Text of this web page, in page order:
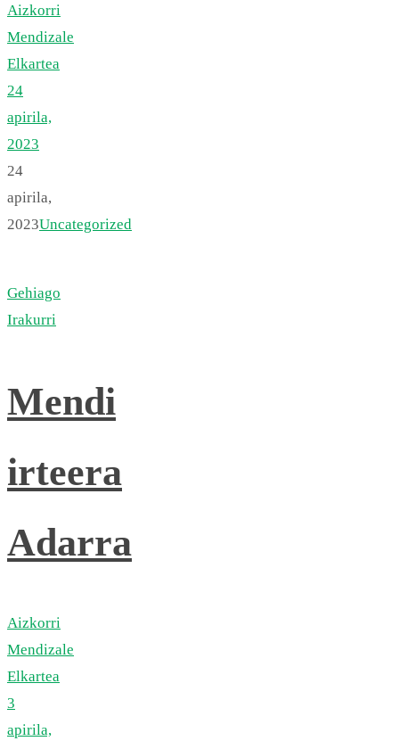
Aizkorri
Mendizale
Elkartea
24
apirila,
2023
24
apirila,
2023Uncategorized
Gehiago
Irakurri
Mendi
irteera
Adarra
Aizkorri
Mendizale
Elkartea
3
apirila,